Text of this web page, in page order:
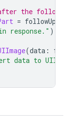
the follow up
=
response." )
(data :
data to